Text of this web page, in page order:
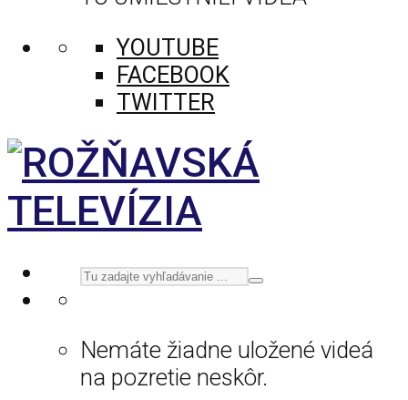
YOUTUBE
FACEBOOK
TWITTER
Nemáte žiadne uložené videá
na pozretie neskôr.